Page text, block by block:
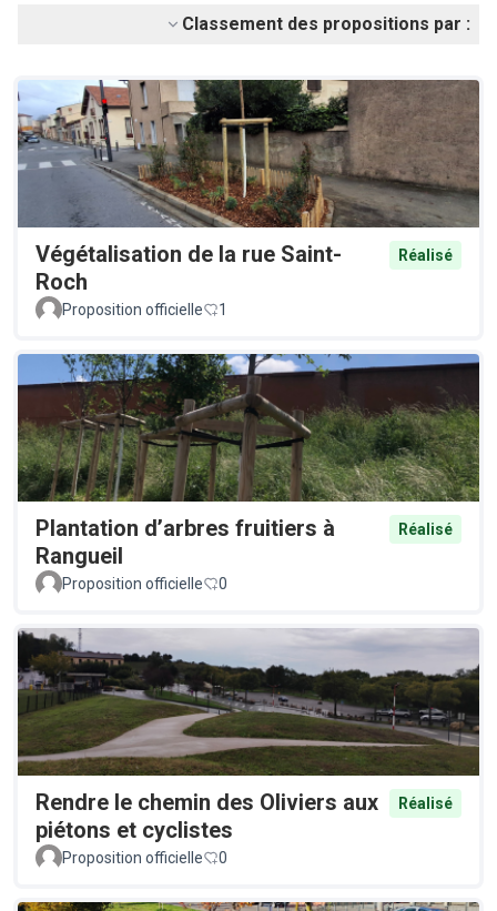
Classement des propositions par :
Végétalisation de la rue Saint-
Roch
Réalisé
Proposition officielle 1
Plantation d’arbres fruitiers à
Rangueil
Réalisé
Proposition officielle 0
Rendre le chemin des Oliviers aux
piétons et cyclistes
Réalisé
Proposition officielle 0